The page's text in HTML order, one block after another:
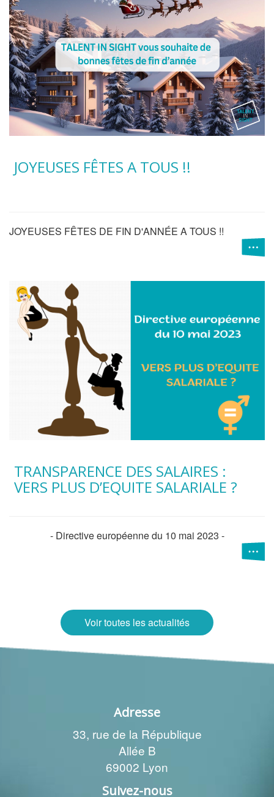
JOYEUSES FÊTES A TOUS !!
JOYEUSES FÊTES DE FIN D'ANNÉE A TOUS !!
TRANSPARENCE DES SALAIRES :
VERS PLUS D’EQUITE SALARIALE ?
- Directive européenne du 10 mai 2023 -
Voir toutes les actualités
Adresse
33, rue de la République
Allée B
69002 Lyon
Suivez-nous